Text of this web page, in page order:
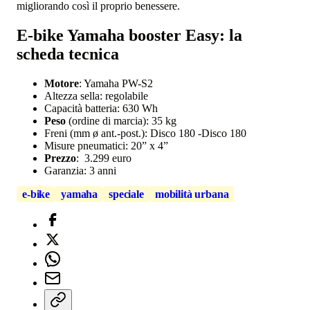
migliorando così il proprio benessere.
E-bike Yamaha booster Easy: la
scheda tecnica
Motore: Yamaha PW-S2
Altezza sella: regolabile
Capacità batteria: 630 Wh
Peso (ordine di marcia): 35 kg
Freni (mm ø ant.-post.): Disco 180 -Disco 180
Misure pneumatici: 20” x 4”
Prezzo: 3.299 euro
Garanzia: 3 anni
e-bike
yamaha speciale mobilità urbana